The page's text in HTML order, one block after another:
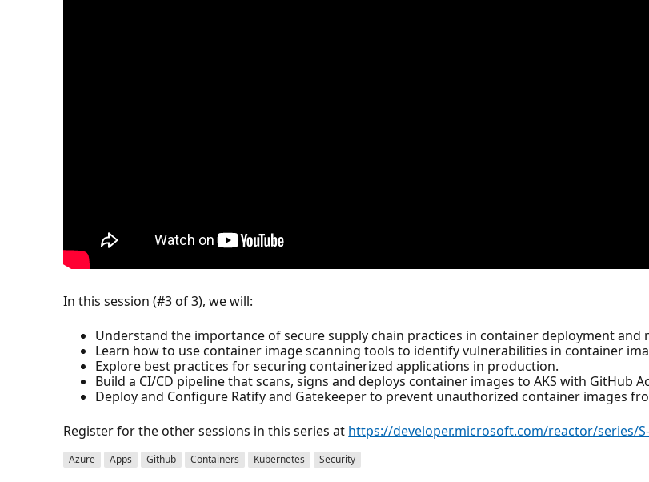
In this session (#3 of 3), we will:
Understand the importance of secure supply chain practices in container deployment and
Learn how to use container image scanning tools to identify vulnerabilities in container
Explore best practices for securing containerized applications in production.
Build a CI/CD pipeline that scans, signs and deploys container images to AKS with GitHub
Deploy and Configure Ratify and Gatekeeper to prevent unauthorized container images
Register for the other sessions in this series at https://developer.microsoft.com/reactor/series/
Azure Apps Github Containers Kubernetes Security